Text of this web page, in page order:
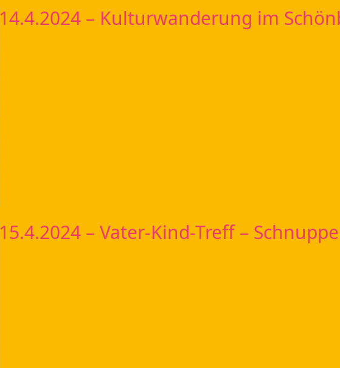
14.4.2024 – Kulturwanderung im
15.4.2024 – Vater-Kind-Treff –